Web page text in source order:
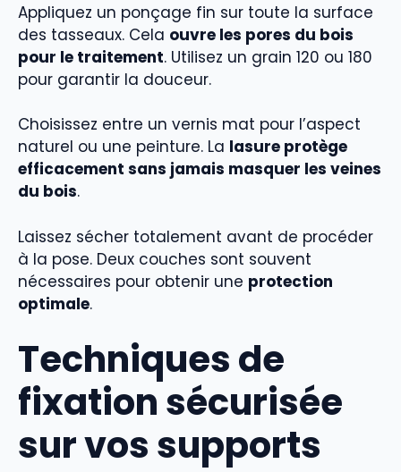
Appliquez un ponçage fin sur toute la surface
des tasseaux. Cela ouvre les pores du bois
pour le traitement. Utilisez un grain 120 ou 180
pour garantir la douceur.
Choisissez entre un vernis mat pour l’aspect
naturel ou une peinture. La lasure protège
efficacement sans jamais masquer les veines
du bois.
Laissez sécher totalement avant de procéder
à la pose. Deux couches sont souvent
nécessaires pour obtenir une protection
optimale.
Techniques de
fixation sécurisée
sur vos supports